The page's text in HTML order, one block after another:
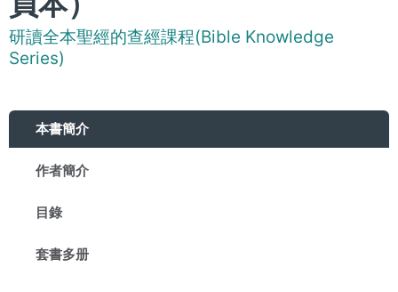
研讀全本聖經的查經課程(Bible Knowledge
Series)
本書簡介
作者簡介
目錄
套書多册